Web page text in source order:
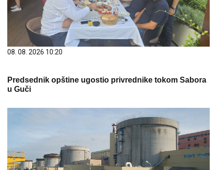
08. 08. 2026 10:20
Predsednik opštine ugostio privrednike tokom Sabora
u Guči